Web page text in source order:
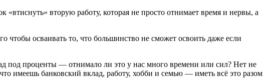
вторую работу, которая не просто отнимает время и нервы, а
чтобы осваивать то, что большинство не сможет освоить даже если
под проценты — отнимало ли это у нас много времени или сил? Нет не
имеешь банковский вклад, работу, хобби и семью — иметь всё это разом